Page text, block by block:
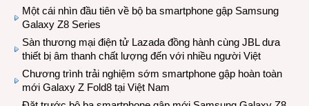
Một cái nhìn đầu tiên về bộ ba smartphone gập Samsung
Galaxy Z8 Series
Sàn thương mại điện tử Lazada đồng hành cùng JBL dưa
thiết bị âm thanh chất lượng đến với nhiều người Việt
Chương trình trải nghiệm sớm smartphone gập hoàn toàn
mới Galaxy Z Fold8 tại Việt Nam